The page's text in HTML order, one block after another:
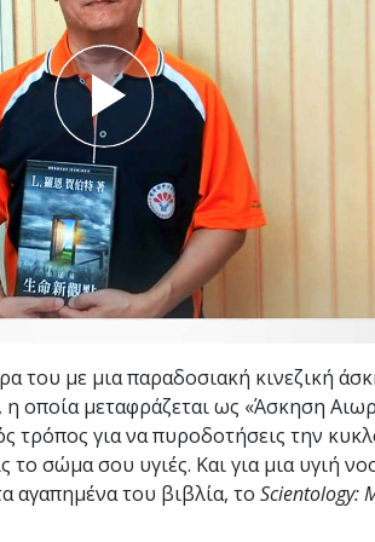
Σαηεντολογίας
του με μια παραδοσιακή κινεζική
η οποία μεταφράζεται ως «Άσκηση
τρόπος για να πυροδοτήσεις την
το σώμα σου υγιές. Και για μια υγιή
αγαπημένα του βιβλία, το Scientology: